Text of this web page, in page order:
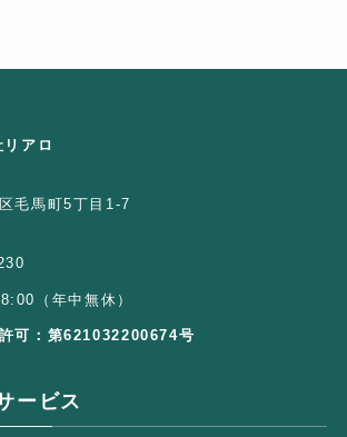
アロ
毛馬町5丁目1-7
（年中無休）
可：第621032200674号
ービス